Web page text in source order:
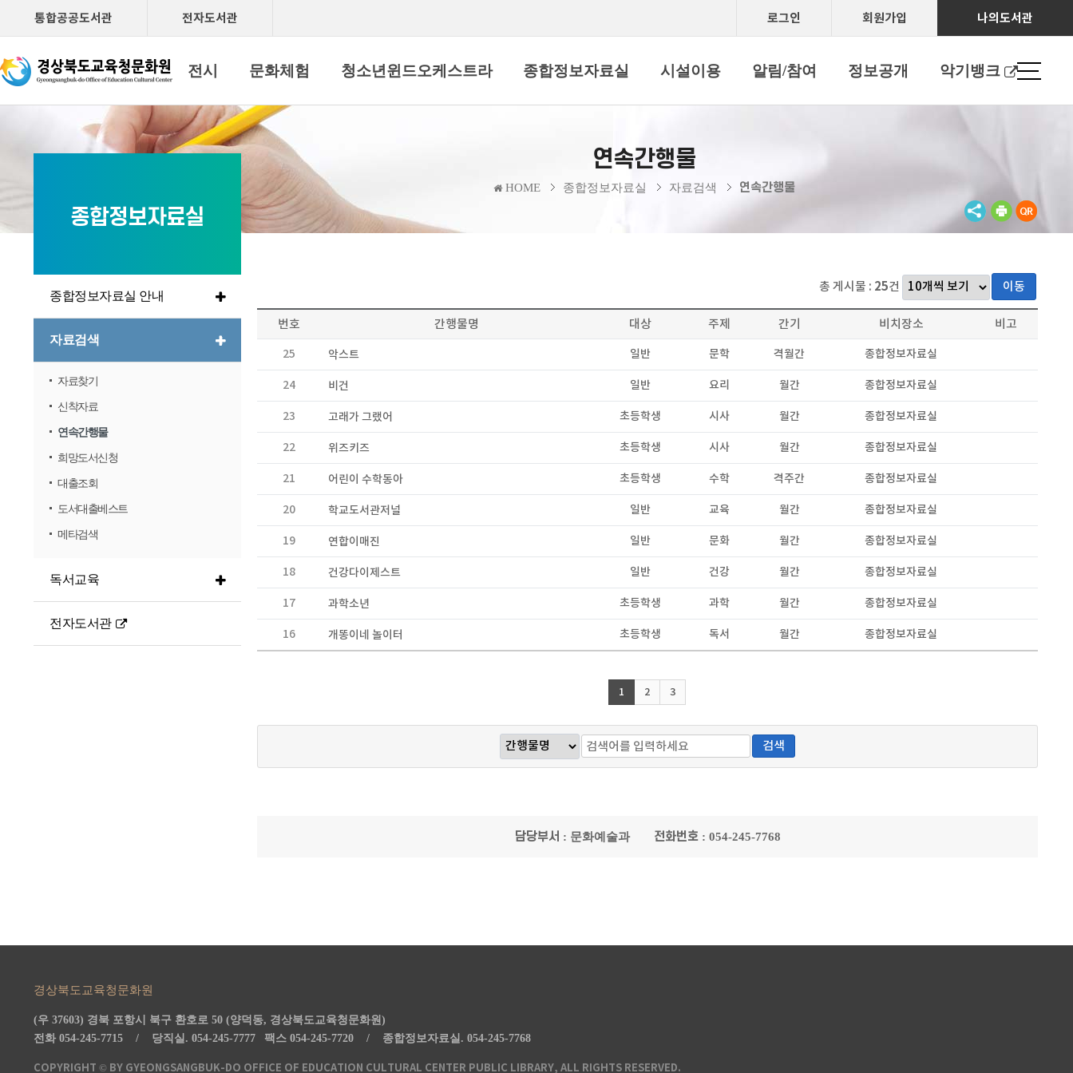
통합공공도서관 전자도서관 로그인 회원가입 나의도서관
문화원소개 공연 전시 문화체험 청소년윈드오케스트라 종합정보자료실 시설이용 알림/참여 정보공개 악기뱅크
연속간행물
HOME 종합정보자료실 자료검색 연속간행물
종합정보자료실
종합정보자료실 안내
자료검색
자료찾기
신착자료
연속간행물
희망도서신청
대출조회
도서대출베스트
메타검색
독서교육
전자도서관
총 게시물 : 25건 이동
번호 간행물명 대상 주제 간기 비치장소 비고
25 악스트 일반 문학 격월간 종합정보자료실
24 비건 일반 요리 월간 종합정보자료실
23 고래가 그랬어 초등학생 시사 월간 종합정보자료실
22 위즈키즈 초등학생 시사 월간 종합정보자료실
21 어린이 수학동아 초등학생 수학 격주간 종합정보자료실
20 학교도서관저널 일반 교육 월간 종합정보자료실
19 연합이매진 일반 문화 월간 종합정보자료실
18 건강다이제스트 일반 건강 월간 종합정보자료실
17 과학소년 초등학생 과학 월간 종합정보자료실
16 개똥이네 놀이터 초등학생 독서 월간 종합정보자료실
1 2 3
검색
담당부서 : 문화예술과 전화번호 : 054-245-7768
경상북도교육청문화원
(우 37603) 경북 포항시 북구 환호로 50 (양덕동, 경상북도교육청문화원)
전화 054-245-7715 / 당직실. 054-245-7777 팩스 054-245-7720 / 종합정보자료실. 054-245-7768
COPYRIGHT © BY GYEONGSANGBUK-DO OFFICE OF EDUCATION CULTURAL CENTER PUBLIC LIBRARY, ALL RIGHTS RESERVED.